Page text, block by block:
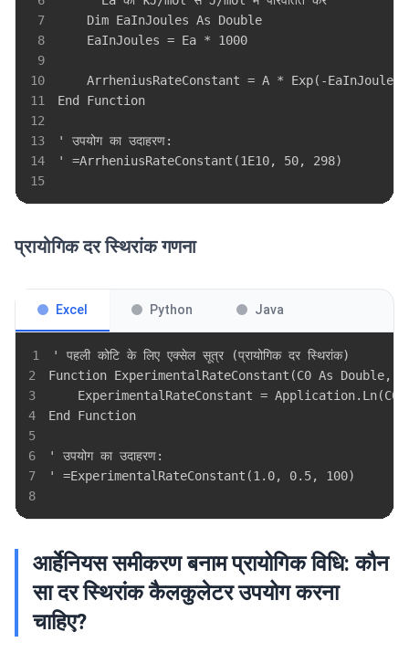
7
    Dim EaInJoules As Double
8
    EaInJoules = Ea * 1000
9
10
11
End Function
12
13
14
15
प्रायोगिक दर स्थिरांक गणना
Excel Python Java
1
2
3
4
5
6
7
8
आर्हेनियस समीकरण बनाम प्रायोगिक विधि: कौन
सा दर स्थिरांक कैलकुलेटर उपयोग करना
चाहिए?